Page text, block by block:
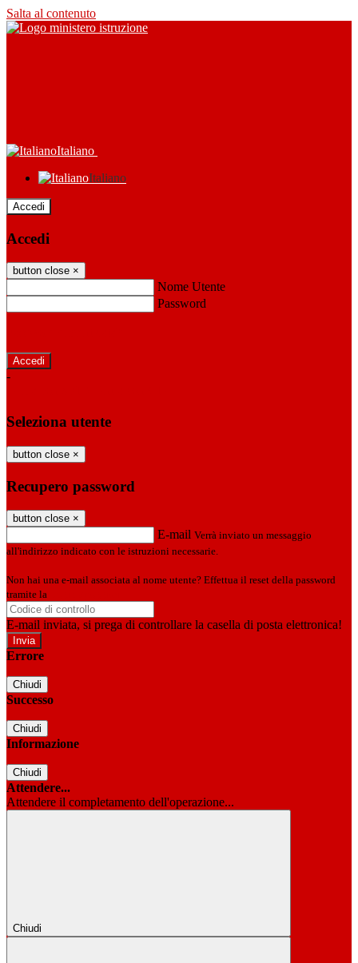
Salta al contenuto
Italiano
Italiano
Accedi
Accedi
button close ×
Nome Utente
Password
-
Seleziona utente
button close ×
Recupero password
button close ×
E-mail Verrà inviato un messaggio
all'indirizzo indicato con le istruzioni necessarie.
Non hai una e-mail associata al nome utente? Effettua il reset della password
tramite la
E-mail inviata, si prega di controllare la casella di posta elettronica!
Errore
Chiudi
Successo
Chiudi
Informazione
Chiudi
Attendere...
Attendere il completamento dell'operazione...
Chiudi